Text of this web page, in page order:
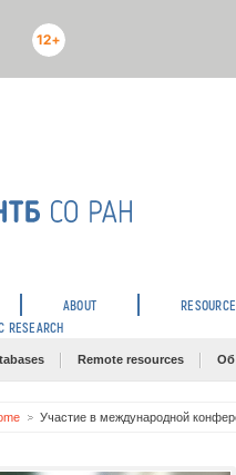
12+
ABOUT
RESEARCH
Remote resources Об
Участие в международной